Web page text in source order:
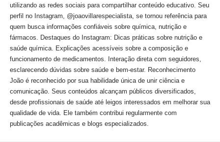
utilizando as redes sociais para compartilhar conteúdo educativo. Seu
perfil no Instagram, @joaovillarespecialista, se tornou referência para
quem busca informações confiáveis sobre química, nutrição e
fármacos. Destaques do Instagram: Dicas práticas sobre nutrição e
saúde química. Explicações acessíveis sobre a composição e
funcionamento de medicamentos. Interação direta com seguidores,
esclarecendo dúvidas sobre saúde e bem-estar. Reconhecimento
João é reconhecido por sua habilidade única de unir ciência e
comunicação. Seus conteúdos alcançam públicos diversificados,
desde profissionais de saúde até leigos interessados em melhorar sua
qualidade de vida. Ele também contribui regularmente com
publicações acadêmicas e blogs especializados.